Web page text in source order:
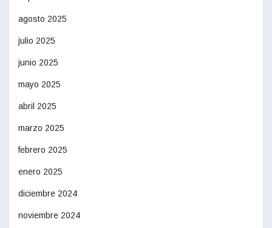
agosto 2025
julio 2025
junio 2025
mayo 2025
abril 2025
marzo 2025
febrero 2025
enero 2025
diciembre 2024
noviembre 2024